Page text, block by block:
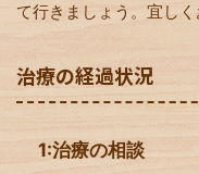
て行きましょう。宜しく
治療の経過状況
1:治療の相談